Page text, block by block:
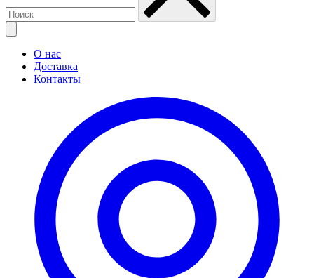
О нас
Доставка
Контакты